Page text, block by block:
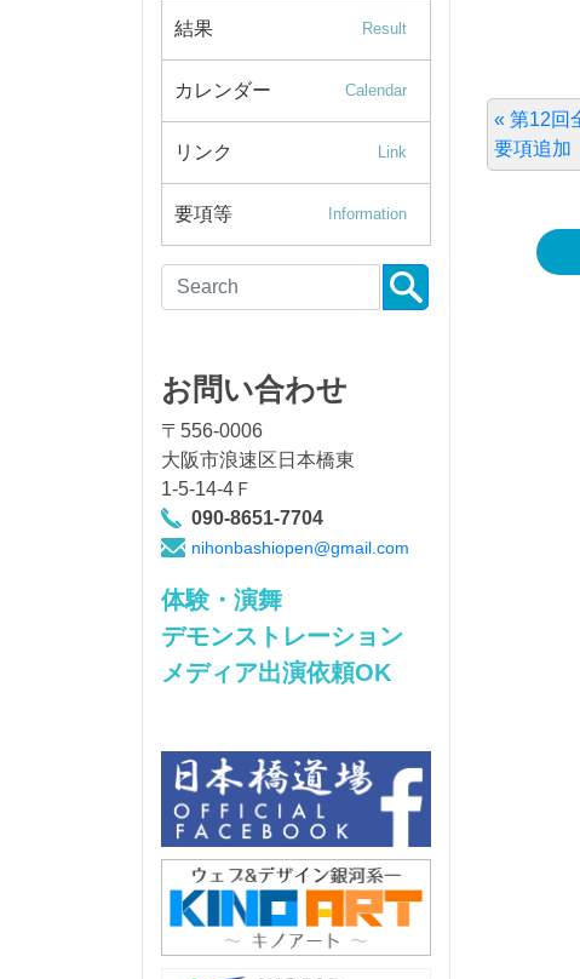
結果 Result
カレンダー Calendar
リンク Link
要項等 Information
お問い合わせ
〒556-0006
大阪市浪速区日本橋東
1-5-14-4Ｆ
090-8651-7704
nihonbashiopen@gmail.com
体験・演舞
デモンストレーション
メディア出演依頼OK
« 第12回
要項追加